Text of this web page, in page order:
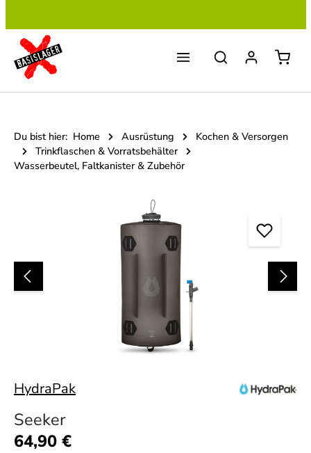
Du bist hier: Home Ausrüstung
Kochen & Versorgen
Trinkflaschen & Vorratsbehälter
Wasserbeutel, Faltkanister & Zubehör
HydraPak
Seeker
Regulärer Preis:
64,90 €